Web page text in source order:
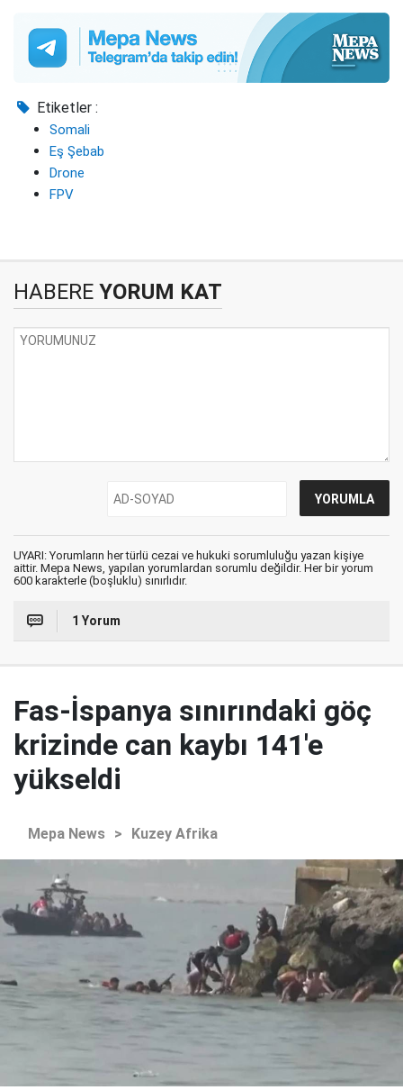
Etiketler :
Somali
Eş Şebab
Drone
FPV
HABERE YORUM KAT
UYARI: Yorumların her türlü cezai ve hukuki sorumluluğu yazan kişiye
aittir. Mepa News, yapılan yorumlardan sorumlu değildir. Her bir yorum
600 karakterle (boşluklu) sınırlıdır.
1 Yorum
Fas-İspanya sınırındaki göç
krizinde can kaybı 141'e
yükseldi
Mepa News > Kuzey Afrika